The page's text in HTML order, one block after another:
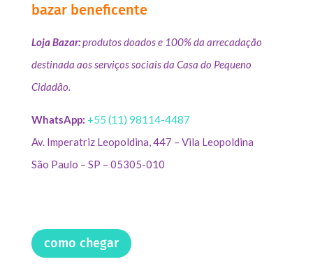
bazar beneficente
Loja Bazar:produtos doados e 100% da arrecadação
destinada aos serviços sociais da Casa do Pequeno
Cidadão.
WhatsApp: +55 (11) 98114-4487
Av. Imperatriz Leopoldina, 447 – Vila Leopoldina
São Paulo – SP – 05305-010
como chegar